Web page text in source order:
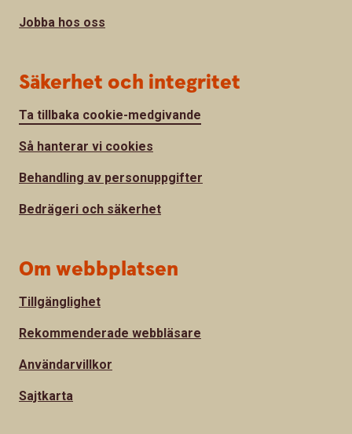
Jobba hos oss
Säkerhet och integritet
Ta tillbaka cookie-medgivande
Så hanterar vi cookies
Behandling av personuppgifter
Bedrägeri och säkerhet
Om webbplatsen
Tillgänglighet
Rekommenderade webbläsare
Användarvillkor
Sajtkarta